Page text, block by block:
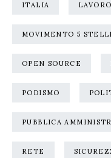
ITALIA LAVORO
MOVIMENTO 5
OPEN SOURCE
PODISMO
PUBBLICA
RETE